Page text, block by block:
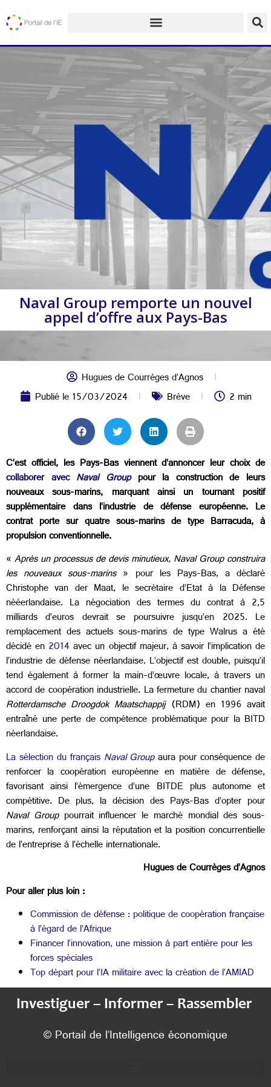
Naval Group remporte un nouvel
appel d’offre aux Pays-Bas
Hugues de Courrèges d’Agnos
Publié le15/03/2024 Brève 2 min
C’est officiel, les Pays-Bas viennent d’annoncer leur choix de
collaborer avec Naval Grouppour la construction de leurs
nouveaux sous-marins, marquant ainsi un tournant positif
supplémentaire dans l’industrie de défense européenne. Le
contrat porte sur quatre sous-marins de type Barracuda, à
propulsion conventionnelle.
«Après un processus de devis minutieux, Naval Group construira
les nouveaux sous-marins » pour les Pays-Bas, a déclaré
Christophe van der Maat, le secrétaire d’Etat à la Défense
nééerlandaise. La négociation des termes du contrat à 2,5
milliards d’euros devrait se poursuivre jusqu’en 2025. Le
remplacement des actuels sous-marins de type Walrus a été
décidé en 2014avec un objectif majeur, à savoir l’implication de
l’industrie de défense néerlandaise. L’objectif est double, puisqu’il
tend également à former la main-d’œuvre locale, à travers un
accord de coopération industrielle. La fermeture du chantier naval
Rotterdamsche Droogdok Maatschappij(RDM) en 1996 avait
entraîné une perte de compétence problématique pour la BITD
néerlandaise.
La sélection du français Naval Groupaura pour conséquence de
renforcer la coopération européenne en matière de défense,
favorisant ainsi l’émergence d’une BITDE plus autonome et
compétitive. De plus, la décision des Pays-Bas d’opter pour
Naval Grouppourrait influencer le marché mondial des sous-
marins, renforçant ainsi la réputation et la position concurrentielle
de l’entreprise à l’échelle internationale.
Hugues de Courrèges d’Agnos
Pour aller plus loin :
Commission de défense : politique de coopération française
à l’égard de l’Afrique
Financer l’innovation, une mission à part entière pour les
forces spéciales
Top départ pour l’IA militaire avec la création de l’AMIAD
Investiguer – Informer – Rassembler
© Portail de l’Intelligence économique